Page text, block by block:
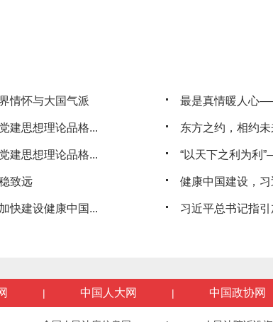
情怀与大国气派 最是真情暖人心
建思想理论品格... 东方之约，相约
建思想理论品格... “以天下之利为利
致远 健康中国建设，
快建设健康中国... 习近平总书记指
| 中国人大网 | 中国政协网